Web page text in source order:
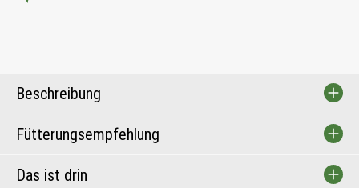
Beschreibung
Fütterungsempfehlung
Das ist drin